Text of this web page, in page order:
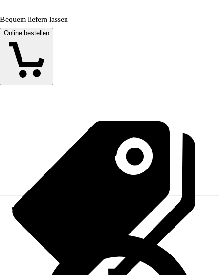
Bequem liefern lassen
Online bestellen